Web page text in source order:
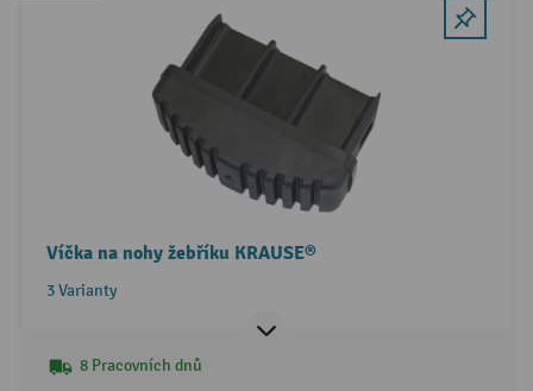
Víčka na nohy žebříku KRAUSE®
3 Varianty
8 Pracovních dnů